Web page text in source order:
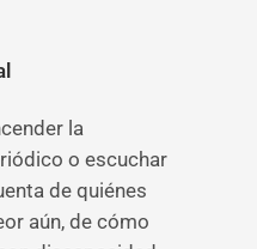
la
o escuchar
de quiénes
aún, de cómo